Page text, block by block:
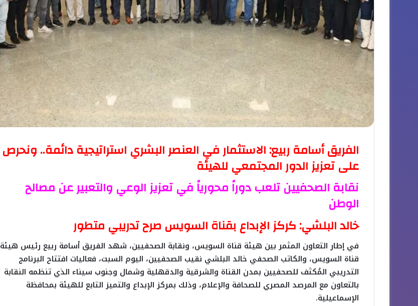
الفريق أسامة ربيع: الاستثمار في العنصر البشري استراتيجية دائمة.. ونحرص
على تعزيز الدور المجتمعي للهيئة
نقابة الصحفيين تلعب دوراً محورياً في تعزيز الوعي والتعبير عن مصالح
الوطن
خالد البلشي: كركز الإبداع بقناة السويس صرح تدريبي متطور
في إطار التعاون المثمر بين هيئة قناة السويس، ونقابة الصحفيين، شهد الفريق أسامة ربيع رئيس هيئة
قناة السويس، والكاتب الصحفي خالد البلشي نقيب الصحفيين، اليوم السبت، فعاليات افتتاح البرنامج
التدريبي المُكثف للصحفيين بمدن القناة والشرقية والدقهلية وشمال وجنوب سيناء الذي تنظمه النقابة
بالتعاون مع المرصد المصري للصحافة والإعلام، وذلك بمركز الإبداع والتميز التابع للهيئة بمحافظة
الإسماعيلية.